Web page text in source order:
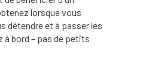
lorsque vous
détendre et à passer les
bord – pas de petits